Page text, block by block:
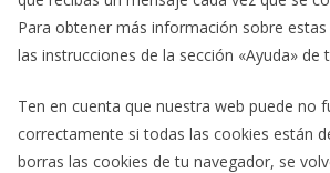
Para obtener más información sobre
las instrucciones de la sección «Ayuda» de
Ten en cuenta que nuestra web puede no
correctamente si todas las cookies están
borras las cookies de tu navegador, se